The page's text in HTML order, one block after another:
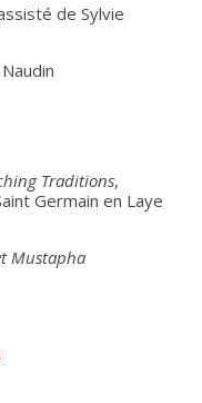
de Sylvie
Traditions,
Germain en Laye
Mustapha